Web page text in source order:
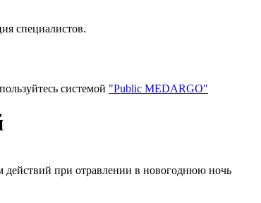
специалистов.
системой "Public MEDARGO"
действий при отравлении в новогоднюю ночь